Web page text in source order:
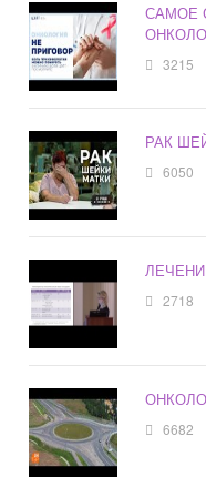
САМОЕ
3215
РАК
6050
2718
6682